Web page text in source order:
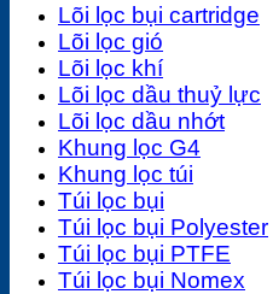
Lõi lọc bụi cartridge
Lõi lọc gió
Lõi lọc khí
Lõi lọc dầu thuỷ lực
Lõi lọc dầu nhớt
Khung lọc G4
Khung lọc túi
Túi lọc bụi
Túi lọc bụi Polyester
Túi lọc bụi PTFE
Túi lọc bụi Nomex